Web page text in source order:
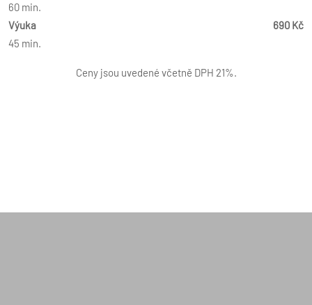
60 min.
Výuka
45 min.
690 Kč
Ceny jsou uvedené včetně DPH 21%.